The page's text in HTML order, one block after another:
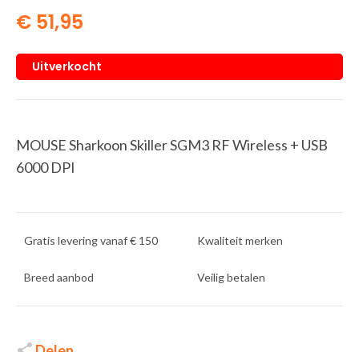
€ 51,95
Uitverkocht
MOUSE Sharkoon Skiller SGM3 RF Wireless + USB
6000 DPI
Gratis levering vanaf € 150 Kwaliteit merken
Breed aanbod Veilig betalen